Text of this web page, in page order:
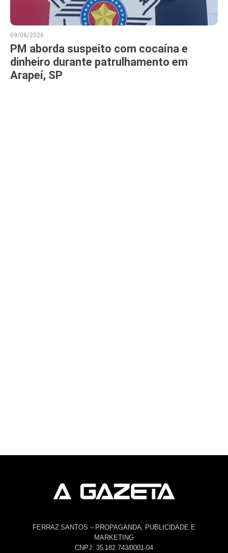
09/08/2026
PM aborda suspeito com cocaína e
dinheiro durante patrulhamento em
Arapeí, SP
FERRAZ SANTOS – PROPAGANDA, PUBLICIDADE E
MARKETING
CNPJ: 35.182.743/0001-04